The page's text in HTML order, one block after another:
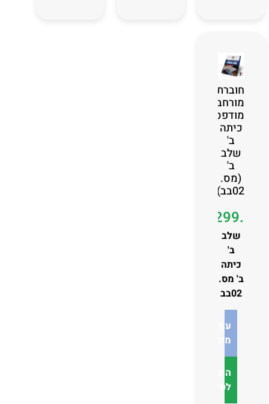
חוברת
מורחבת
מודפסת
כיתה
ב'
שלב
ב'
(מס.
02בב)
299.00
שלב
ב'
כיתה
ב' מס.
02בב
עוד
מידע
הוספה
לסל